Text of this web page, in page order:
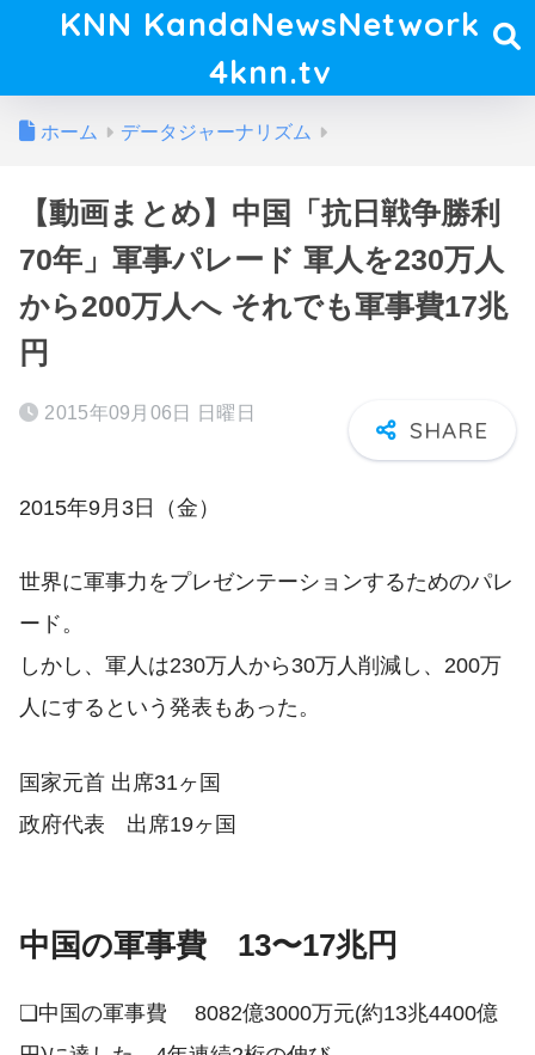
KNN KandaNewsNetwork
4knn.tv
ホーム データジャーナリズム
【動画まとめ】中国「抗日戦争勝利
70年」軍事パレード 軍人を230万人
から200万人へ それでも軍事費17兆
円
2015年09月06日 日曜日
2015年9月3日（金）
世界に軍事力をプレゼンテーションするためのパレ
ード。
しかし、軍人は230万人から30万人削減し、200万
人にするという発表もあった。
国家元首 出席31ヶ国
政府代表 出席19ヶ国
中国の軍事費 13〜17兆円
❏中国の軍事費 8082億3000万元(約13兆4400億